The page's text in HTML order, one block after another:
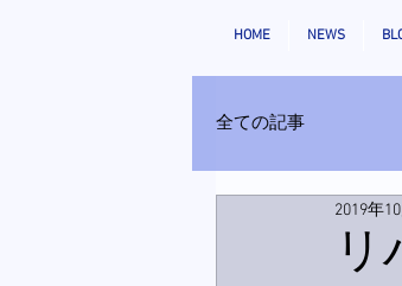
HOME NEWS
全ての記事
リ
2019年